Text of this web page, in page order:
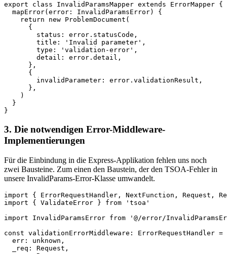
export class InvalidParamsMapper extends
  mapError(error: InvalidParamsError) {
    return new ProblemDocument(
      {
        status: error.statusCode,
        title: 'Invalid parameter',
        type: 'validation-error',
        detail: error.detail,
      },
      {
        invalidParameter: error.validationResult,
      },
    )
  }
}
3. Die notwendigen Error-Middleware-
Implementierungen
Für die Einbindung in die Express-Applikation fehlen uns noch
zwei Bausteine. Zum einen den Baustein, der den TSOA-Fehler in
unsere InvalidParams-Error-Klasse umwandelt.
import { ErrorRequestHandler, NextFunction, Request,
import { ValidateError } from 'tsoa'
import InvalidParamsError from '@/error/
const validationErrorMiddleware:
  err: unknown,
  _req: Request,